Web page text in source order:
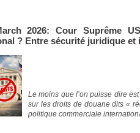
2026: Cour Suprême
? Entre sécurité juridique et
Le moins que l’on puisse dire
sur les droits de douane dits «
politique commerciale